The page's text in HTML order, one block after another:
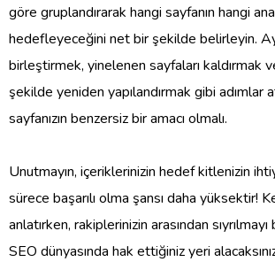
göre gruplandırarak hangi sayfanın hangi
hedefleyeceğini net bir şekilde belirleyin.
birleştirmek, yinelenen sayfaları kaldırmak
şekilde yeniden yapılandırmak gibi adımlar
sayfanızın benzersiz bir amacı olmalı.
Unutmayın, içeriklerinizin hedef kitlenizin
sürece başarılı olma şansı daha yüksektir!
anlatırken, rakiplerinizin arasından sıyrılmayı
SEO dünyasında hak ettiğiniz yeri